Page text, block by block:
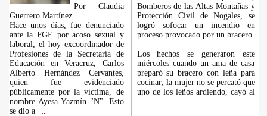
Por Claudia
Guerrero Martínez.
Hace unos días, fue denunciado
ante la FGE por acoso sexual y
laboral, el hoy excoordinador de
Profesiones de la Secretaría de
Educación en Veracruz, Carlos
Alberto Hernández Cervantes,
quien fue evidenciado
públicamente por la víctima, de
nombre Ayesa Yazmín "N". Esto
se dio a
Bomberos de las Altas Montañas y
Protección Civil de Nogales, se
logró sofocar un incendio en
proceso provocado por un bracero.
Los hechos se generaron este
miércoles cuando un ama de casa
preparó su bracero con leña para
cocinar; la mujer no se percató que
uno de los leños ardiendo, cayó al